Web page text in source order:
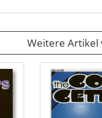
Weitere Artikel